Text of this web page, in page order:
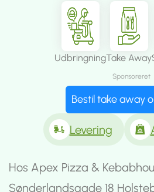
UdbringningTake Away
Sponsoreret
Bestil take away
Levering
Hos Apex Pizza &
Sønderlandsgade 18